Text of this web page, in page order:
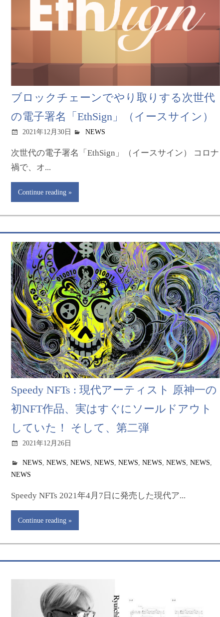
ブロックチェーンでやり取りする次世代
の電子署名「EthSign」（イースサイン）
2021年12月30日 NEWS
次世代の電子署名「EthSign」（イースサイン） コロナ
禍で、オ...
Continue reading
Speedy NFTs : 現代アーティスト 原神一の
初NFT作品、実はすぐにソールドアウト
していた！ そして、第二弾
2021年12月26日
NEWS ,NEWS ,NEWS ,NEWS ,NEWS ,NEWS ,NEWS ,NEWS
NEWS
Speedy NFTs 2021年4月7日に発売した現代ア...
Continue reading